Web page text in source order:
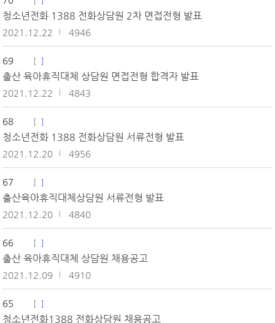
청소년전화 1388 전화상담원 2차 면접전형 발표
2021.12.22 4946
69
출산 육아휴직대체 상담원 면접전형 합격자 발표
2021.12.22 4843
68
청소년전화 1388 전화상담원 서류전형 발표
2021.12.20 4956
67
출산육아휴직대체상담원 서류전형 발표
2021.12.20 4840
66
출산 육아휴직대체 상담원 채용공고
2021.12.09 4910
65
청소년전화1388 전화상담원 채용공고